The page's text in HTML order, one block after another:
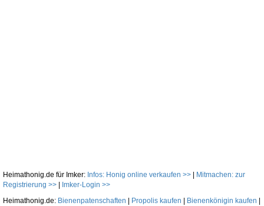
Heimathonig.de für Imker: Infos: Honig online verkaufen >>
Mitmachen: zur
Registrierung >>
Imker-Login >>
Heimathonig.de: Bienenpatenschaften Propolis kaufen Bienenkönigin kaufen